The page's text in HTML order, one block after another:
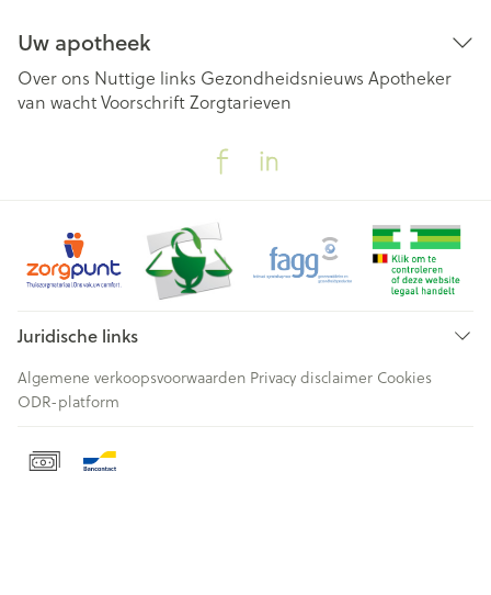
Uw apotheek
Over ons Nuttige links Gezondheidsnieuws Apotheker
van wachtVoorschriftZorgtarieven
Juridische links
Algemene verkoopsvoorwaarden Privacy disclaimer Cookies
ODR-platform